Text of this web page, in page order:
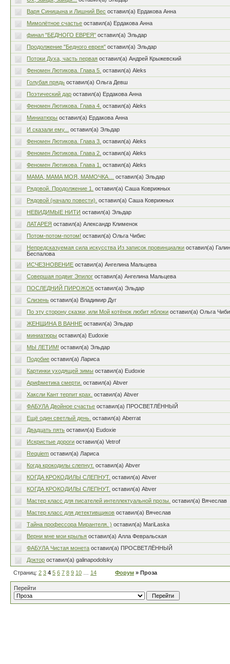
Варя Синицына и Лишний Вес оставил(а) Ердакова Анна
Мимолётное счастье оставил(а) Ердакова Анна
финал "БЕДНОГО ЕВРЕЯ" оставил(а) Эльдар
Продолжение "Бедного еврея" оставил(а) Эльдар
Потоки Духа, часть первая оставил(а) Андрей Крыжевский
Феномен Лютикова. Глава 5. оставил(а) Aleks
Голубая прядь оставил(а) Ольга Девш
Поэтический дар оставил(а) Ердакова Анна
Феномен Лютикова. Глава 4. оставил(а) Aleks
Миниатюры оставил(а) Ердакова Анна
И сказали ему...
оставил(а) Эльдар
Феномен Лютикова. Глава 3. оставил(а) Aleks
Феномен Лютикова. Глава 2. оставил(а) Aleks
Феномен Лютикова. Глава 1.
оставил(а) Aleks
МАМА, МАМА МОЯ, МАМОЧКА…
оставил(а) Эльдар
Рядовой. Продолжение 1.
оставил(а) Саша Коврижных
Рядовой (начало повести).
оставил(а) Саша Коврижных
НЕВИДИМЫЕ НИТИ оставил(а) Эльдар
ЛАТАРЕЯ оставил(а) Александр Клименок
Потом-потом-потом! оставил(а) Ольга Чибис
Непредсказуемая сила искусства Из записок провинциалки оставил(а)
Беспалова
ИСЧЕЗНОВЕНИЕ оставил(а) Ангелина Мальцева
Совершая подвиг Эпилог оставил(а) Ангелина Мальцева
ПОСЛЕДНИЙ ПИРОЖОК оставил(а) Эльдар
Слизень оставил(а) Владимир Дуг
По эту сторону сказки, или Мой котёнок любит яблоки оставил(а) Ольга
ЖЕНЩИНА В ВАННЕ оставил(а) Эльдар
миниатюры оставил(а) Eudoxie
МЫ ЛЕТИМ! оставил(а) Эльдар
Подобие оставил(а) Лариса
Картинки уходящей зимы оставил(а) Eudoxie
Арифметика смерти. оставил(а) Abver
Хаксли Кант терпит крах.
оставил(а) Abver
ФАБУЛА Двойное счастье оставил(а) ПРОСВЕТЛЁННЫЙ
Ещё один светлый день. оставил(а) Aberrat
Двадцать пять оставил(а) Eudoxie
Искристые дороги оставил(а) Vetrof
Requiem оставил(а) Лариса
Когда крокодилы слепнут. оставил(а) Abver
КОГДА КРОКОДИЛЫ СЛЕПНУТ. оставил(а) Abver
КОГДА КРОКОДИЛЫ СЛЕПНУТ. оставил(а) Abver
Мастер класс для писателей интеллектуальной прозы. оставил(а) Вячеслав
Мастер класс для детективщиков оставил(а) Вячеслав
Тайна профессора Мирантеля. ) оставил(а) MariLaska
Верни мне мои крылья оставил(а) Алла Февральская
ФАБУЛА Чистая монета оставил(а) ПРОСВЕТЛЁННЫЙ
Доктор оставил(а) galinapodolsky
Страниц: 2 3 4 5 6 7 8 9 10 14 Форум » Проза
Перейти